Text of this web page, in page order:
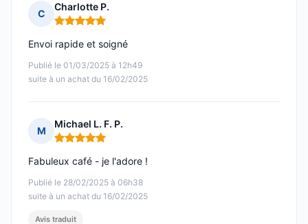
C
Charlotte P.
Note : 5 sur 5
Publié le 01/03/2025 à 12h49
suite à un achat du 16/02/2025
Envoi rapide et soigné
M
Michael L. F. P.
Note : 5 sur 5
Publié le 28/02/2025 à 06h38
suite à un achat du 16/02/2025
Fabuleux café - je l'adore !
Avis traduit